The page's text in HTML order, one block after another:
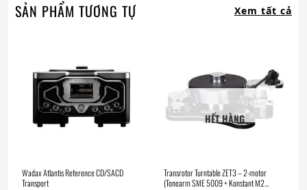
SẢN PHẨM TƯƠNG TỰ Xem tất cả
Wadax Atlantis Reference CD/SACD
Transport
HẾT HÀNG
Transrotor Turntable ZET3 – 2-motor
(Tonearm SME 5009 + Konstant M2